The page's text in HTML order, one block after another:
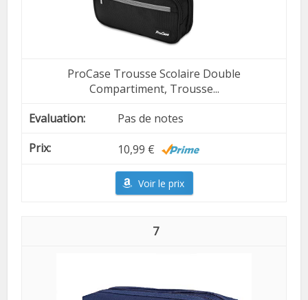
ProCase Trousse Scolaire Double
Compartiment, Trousse...
Pas de notes
10,99 €
Voir le prix
7